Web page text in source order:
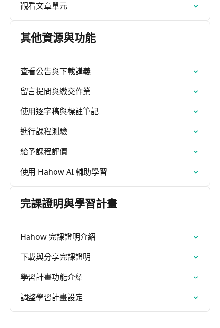
觀看文章單元
其他資源與功能
查看公告與下載講義
留言提問與繳交作業
使用逐字稿與標註筆記
進行課程測驗
給予課程評價
使用 Hahow AI 輔助學習
完課證明與學習計畫
Hahow 完課證明介紹
下載與分享完課證明
學習計畫功能介紹
調整學習計畫設定